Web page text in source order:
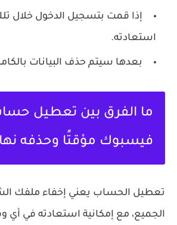
إذا قمت بتسجيل الدخول خلال
استعادته.
بعدها سيتم حذف البيانات
ما الفرق بين تعطيل
فيسبوك مؤقتًا وحذفه
تعطيل الحساب يعني إخفاء ملفك
الجميع، مع إمكانية استعادته في أي